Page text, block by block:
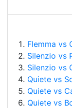
Flemma vs
Silenzio vs
Silenzio vs
Quiete vs
Quiete vs
Quiete vs